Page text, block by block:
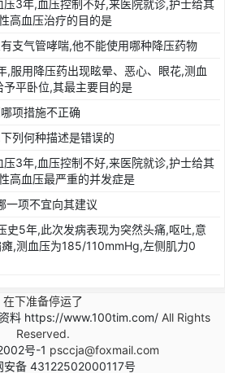
3年,血压控制不好,来医院就诊,护士给其
高血压治疗的目的是
支气管哮喘,他不能使用哪种降压药物
,服用降压药出现眩晕、恶心、眼花,测血
平卧位,其最主要目的是
项措施不正确
列何种描述是错误的
3年,血压控制不好,来医院就诊,护士给其
高血压最严重的并发症是
一项不宜向其建议
史5年,此次发病表现为突然头痛,呕吐,意
,测血压为185/110mmHg,左侧肌力0
在下准备停运了
料 https://www.100tim.com/ All Rights
Reserved.
号-1 psccja@foxmail.com
安备 43122502000117号